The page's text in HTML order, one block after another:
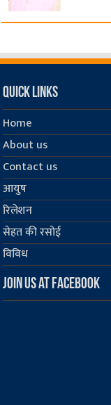
Quick Links
Home
About us
Contact us
आयुष
रिलेशन
सेहत की रसोई
विविध
Join us at Facebook